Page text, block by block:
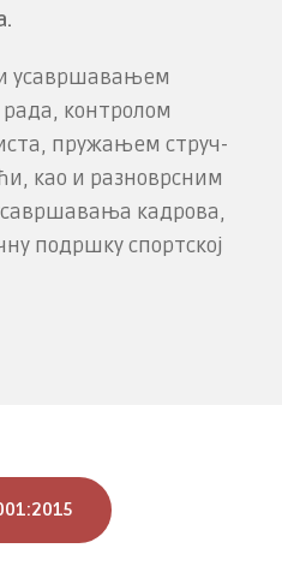
усавршавањем
рада, контролом
пружањем струч­
као и разноврсним
кадрова,
подршку спортској